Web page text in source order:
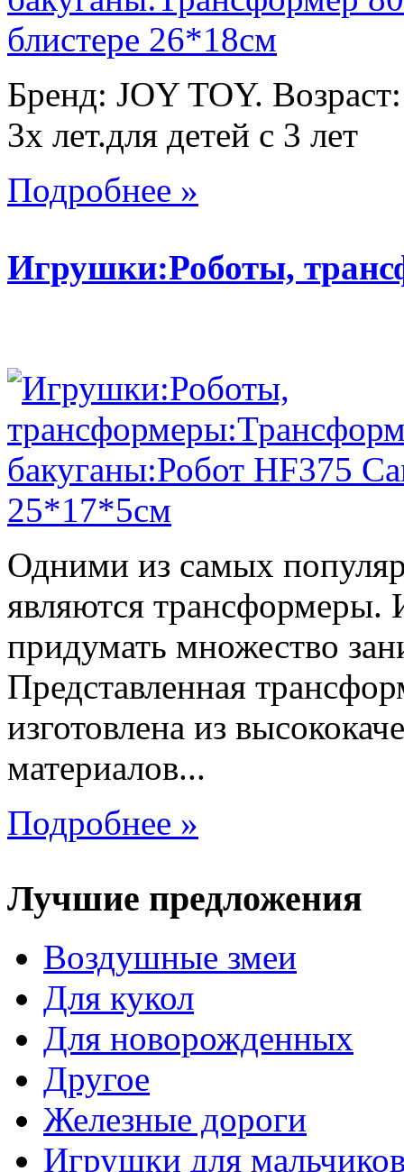
Бренд: JOY TOY.
3х лет.для детей с 3 лет
Подробнее »
Игрушки:Роботы,
Одними из самых
являются
придумать множество
Представленная
изготовлена из
материалов...
Подробнее »
Лучшие предложения
Воздушные змеи
Для кукол
Для новорожденных
Другое
Железные дороги
Игрушки для